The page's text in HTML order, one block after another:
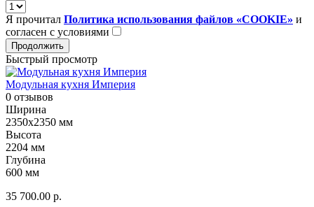
Я прочитал Политика использования файлов «COOKIE» и
согласен с условиями
Продолжить
Быстрый просмотр
Модульная кухня Империя
0 отзывов
Ширина
2350х2350 мм
Высота
2204 мм
Глубина
600 мм
35 700.00 р.